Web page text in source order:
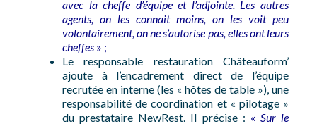
avec la cheffe d’équipe et l’adjointe. Les autres
agents, on les connait moins, on les voit peu
volontairement, on ne s’autorise pas, elles ont leurs
cheffes » ;
Le responsable restauration Châteauform’
ajoute à l’encadrement direct de l’équipe
recrutée en interne (les « hôtes de table »), une
responsabilité de coordination et « pilotage »
du prestataire NewRest. Il précise : « Sur le